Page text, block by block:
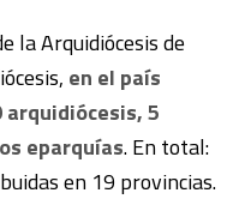
la Arquidiócesis de
en el país
5
eparquías. En total:
en 19 provincias.